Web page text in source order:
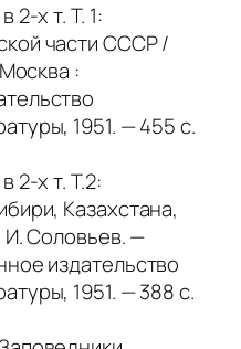
2-х т. Т. 1:
части СССР /
:
1951. — 455 с.
2-х т. Т.2:
Казахстана,
Соловьев. —
издательство
1951. — 388 с.